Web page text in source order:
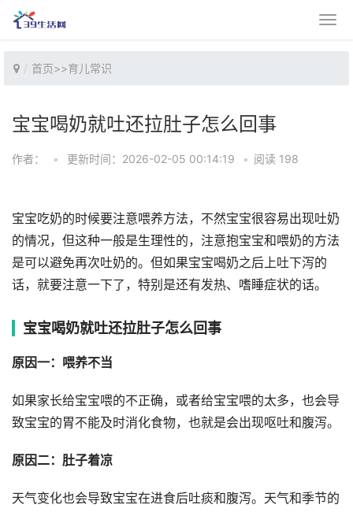
首页>>育儿常识
宝宝喝奶就吐还拉肚子怎么回事
作者： • 更新时间：2026-02-05 00:14:19 • 阅读 198
宝宝吃奶的时候要注意喂养方法，不然宝宝很容易出现吐奶
的情况，但这种一般是生理性的，注意抱宝宝和喂奶的方法
是可以避免再次吐奶的。但如果宝宝喝奶之后上吐下泻的
话，就要注意一下了，特别是还有发热、嗜睡症状的话。
宝宝喝奶就吐还拉肚子怎么回事
原因一：喂养不当
如果家长给宝宝喂的不正确，或者给宝宝喂的太多，也会导
致宝宝的胃不能及时消化食物，也就是会出现呕吐和腹泻。
原因二：肚子着凉
天气变化也会导致宝宝在进食后吐痰和腹泻。天气和季节的